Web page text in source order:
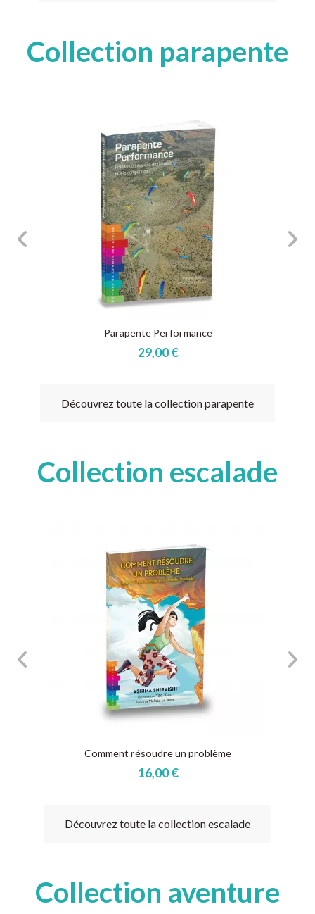
Collection parapente
Parapente Performance
29,00 €
Découvrez toute la collection parapente
Collection escalade
Comment résoudre un problème
16,00 €
Découvrez toute la collection escalade
Collection aventure